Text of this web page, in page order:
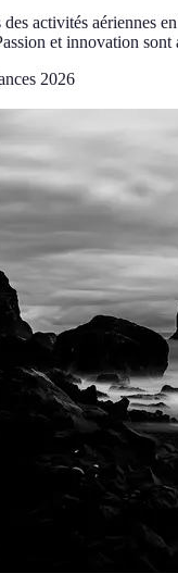
activités aériennes
et innovation sont
2026